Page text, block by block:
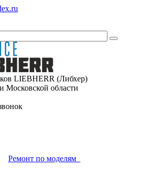
LIEBHERR (Либхер)
Московской области
Ремонт по моделям